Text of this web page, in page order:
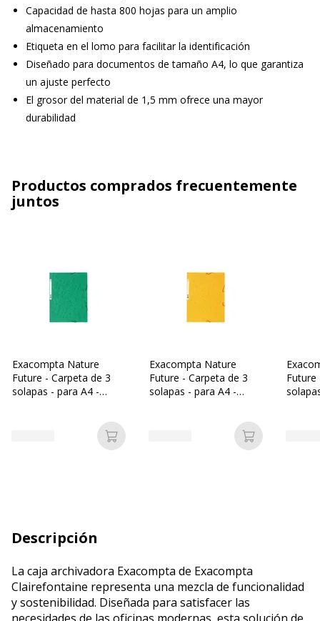
Capacidad de hasta 800 hojas para un amplio
almacenamiento
Etiqueta en el lomo para facilitar la identificación
Diseñado para documentos de tamaño A4, lo que garantiza
un ajuste perfecto
El grosor del material de 1,5 mm ofrece una mayor
durabilidad
Productos comprados frecuentemente
juntos
Exacompta Nature
Future - Carpeta de 3
solapas - para A4 -
Añadir a la cesta
Exacompta Nature
Future - Carpeta de 3
solapas - para A4 -
Añadir a la
Future
Descripción
La caja archivadora Exacompta de Exacompta
Clairefontaine representa una mezcla de funcionalidad
y sostenibilidad. Diseñada para satisfacer las